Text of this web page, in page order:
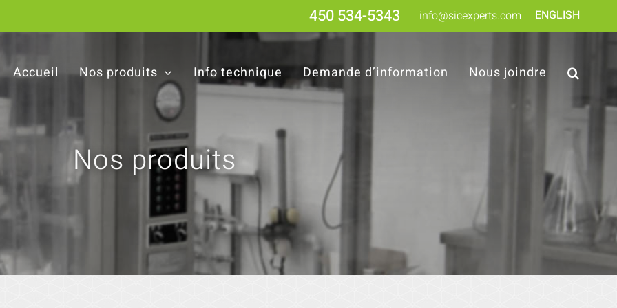
ENGLISH
450 534-5343 info@sicexperts.com
Accueil Nos produits Info technique Demande d’information Nous joindre
Nos produits